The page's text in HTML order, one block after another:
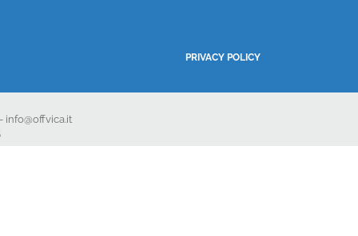
PRIVACY POLICY
info@offvica.it